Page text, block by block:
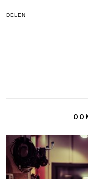
DELEN